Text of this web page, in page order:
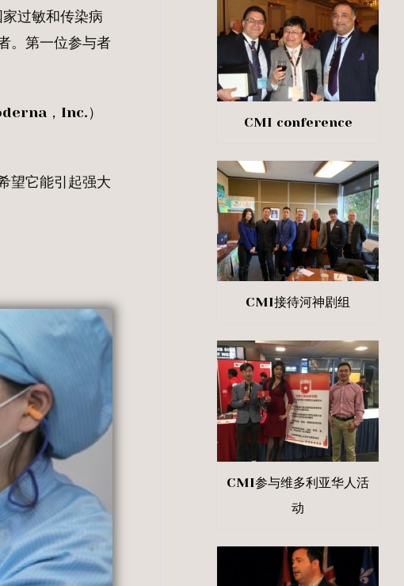
过敏和传染病
。第一位参与者
，Inc.）
望它能引起强大
CMI conference
CMI接待河神剧组
CMI参与维多利亚华人活
动